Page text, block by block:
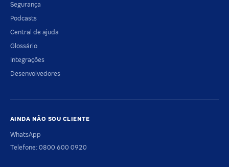
Segurança
Podcasts
Central de ajuda
Glossário
Integrações
Desenvolvedores
AINDA NÃO SOU CLIENTE
WhatsApp
Telefone: 0800 600 0920